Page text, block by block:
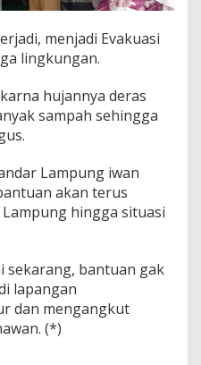
menjadi Evakuasi
lingkungan.
hujannya deras
sampah sehingga
Lampung iwan
akan terus
hingga situasi
sekarang, bantuan gak
lapangan
dan mengangkut
(*)